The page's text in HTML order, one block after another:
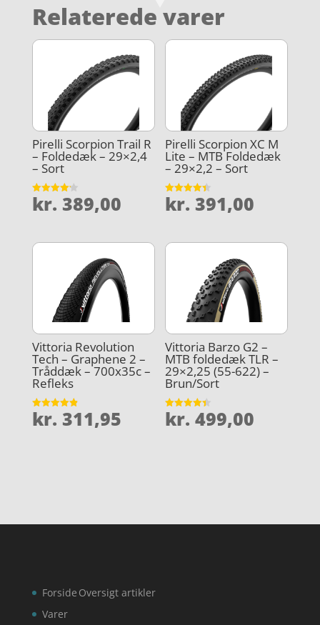
Relaterede varer
Pirelli Scorpion Trail R
– Foldedæk – 29×2,4
– Sort
Vurderet
4.2
kr. 389,00
Pirelli Scorpion XC M
Lite – MTB Foldedæk
– 29×2,2 – Sort
Vurderet
4.4
kr. 391,00
Vittoria Revolution
Tech – Graphene 2 –
Tråddæk – 700x35c –
Refleks
Vurderet
4.9
kr. 311,95
Vittoria Barzo G2 –
MTB foldedæk TLR –
29×2,25 (55-622) –
Brun/Sort
Vurderet
4.4
kr. 499,00
Forside
Varer
Oversigt artikler